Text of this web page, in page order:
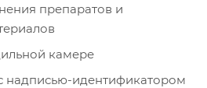
препаратов и
камере
надписью-идентификатором